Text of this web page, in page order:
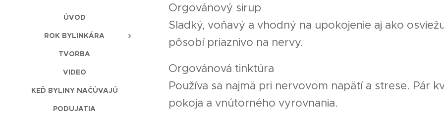
ÚVOD
ROK BYLINKÁRA
TVORBA
VIDEO
KEĎ BYLINY NAČÚVAJÚ
PODUJATIA
Orgovánový sirup
Sladký, voňavý a vhodný na upokojenie aj ako
pôsobí priaznivo na nervy.
Orgovánová tinktúra
Používa sa najmä pri nervovom napätí a strese. Pár
pokoja a vnútorného vyrovnania.